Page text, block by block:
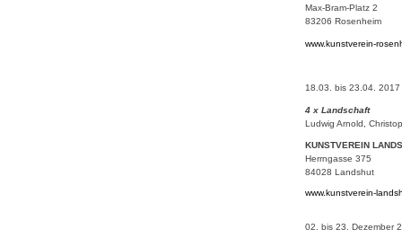
Max-Bram-Platz 2
83206 Rosenheim
www.kunstverein-
18.03. bis 23.04. 2017
4 x Landschaft
Ludwig Arnold,
KUNSTVEREIN
Herrngasse 375
84028 Landshut
www.kunstverein-
02. bis 23. Dezember